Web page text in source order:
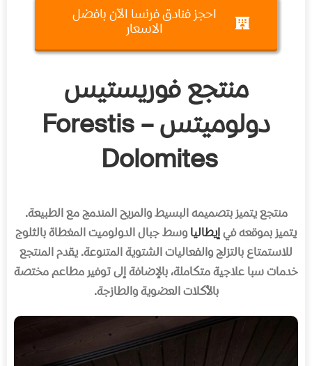
احجز فنادق فرنسا الآن بافضل
الاسعار
منتجع فوريستيس
دولوميتس – Forestis
Dolomites
منتجع يتميز بتصميمه البسيط والمريح المندمج مع الطبيعة.
يتميز بموقعه فيإيطالياوسط جبال الدولوميت المغطاة بالثلوج
للاستمتاع بالتزلج والفعاليات الشتوية المتنوعة. يقدم المنتجع
خدمات سبا علاجية متكاملة، بالإضافة إلى توفير مطاعم مختصة
بالأكلات العضوية والطازجة.